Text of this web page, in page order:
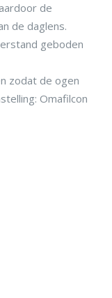
de
de daglens.
geboden
zodat de ogen
Omafilcon